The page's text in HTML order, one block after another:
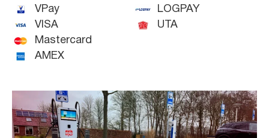
VPay
VISA
Mastercard
AMEX
LOGPAY
UTA